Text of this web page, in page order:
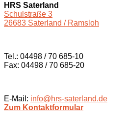
HRS Saterland
Schulstraße 3
26683 Saterland / Ramsloh
Tel.: 04498 / 70 685-10
Fax: 04498 / 70 685-20
E-Mail: info@hrs-saterland.de
Zum Kontaktformular